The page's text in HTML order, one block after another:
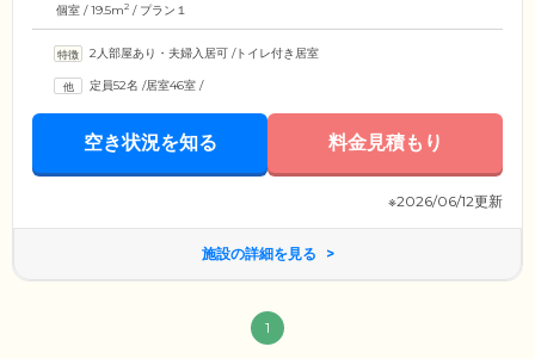
個室 / 19.5m2 / プラン１
2人部屋あり・夫婦入居可 /トイレ付き居室
定員52名 /居室46室 /
空き状況を知る 料金見積もり
※2026/06/12更新
施設の詳細を見る
1